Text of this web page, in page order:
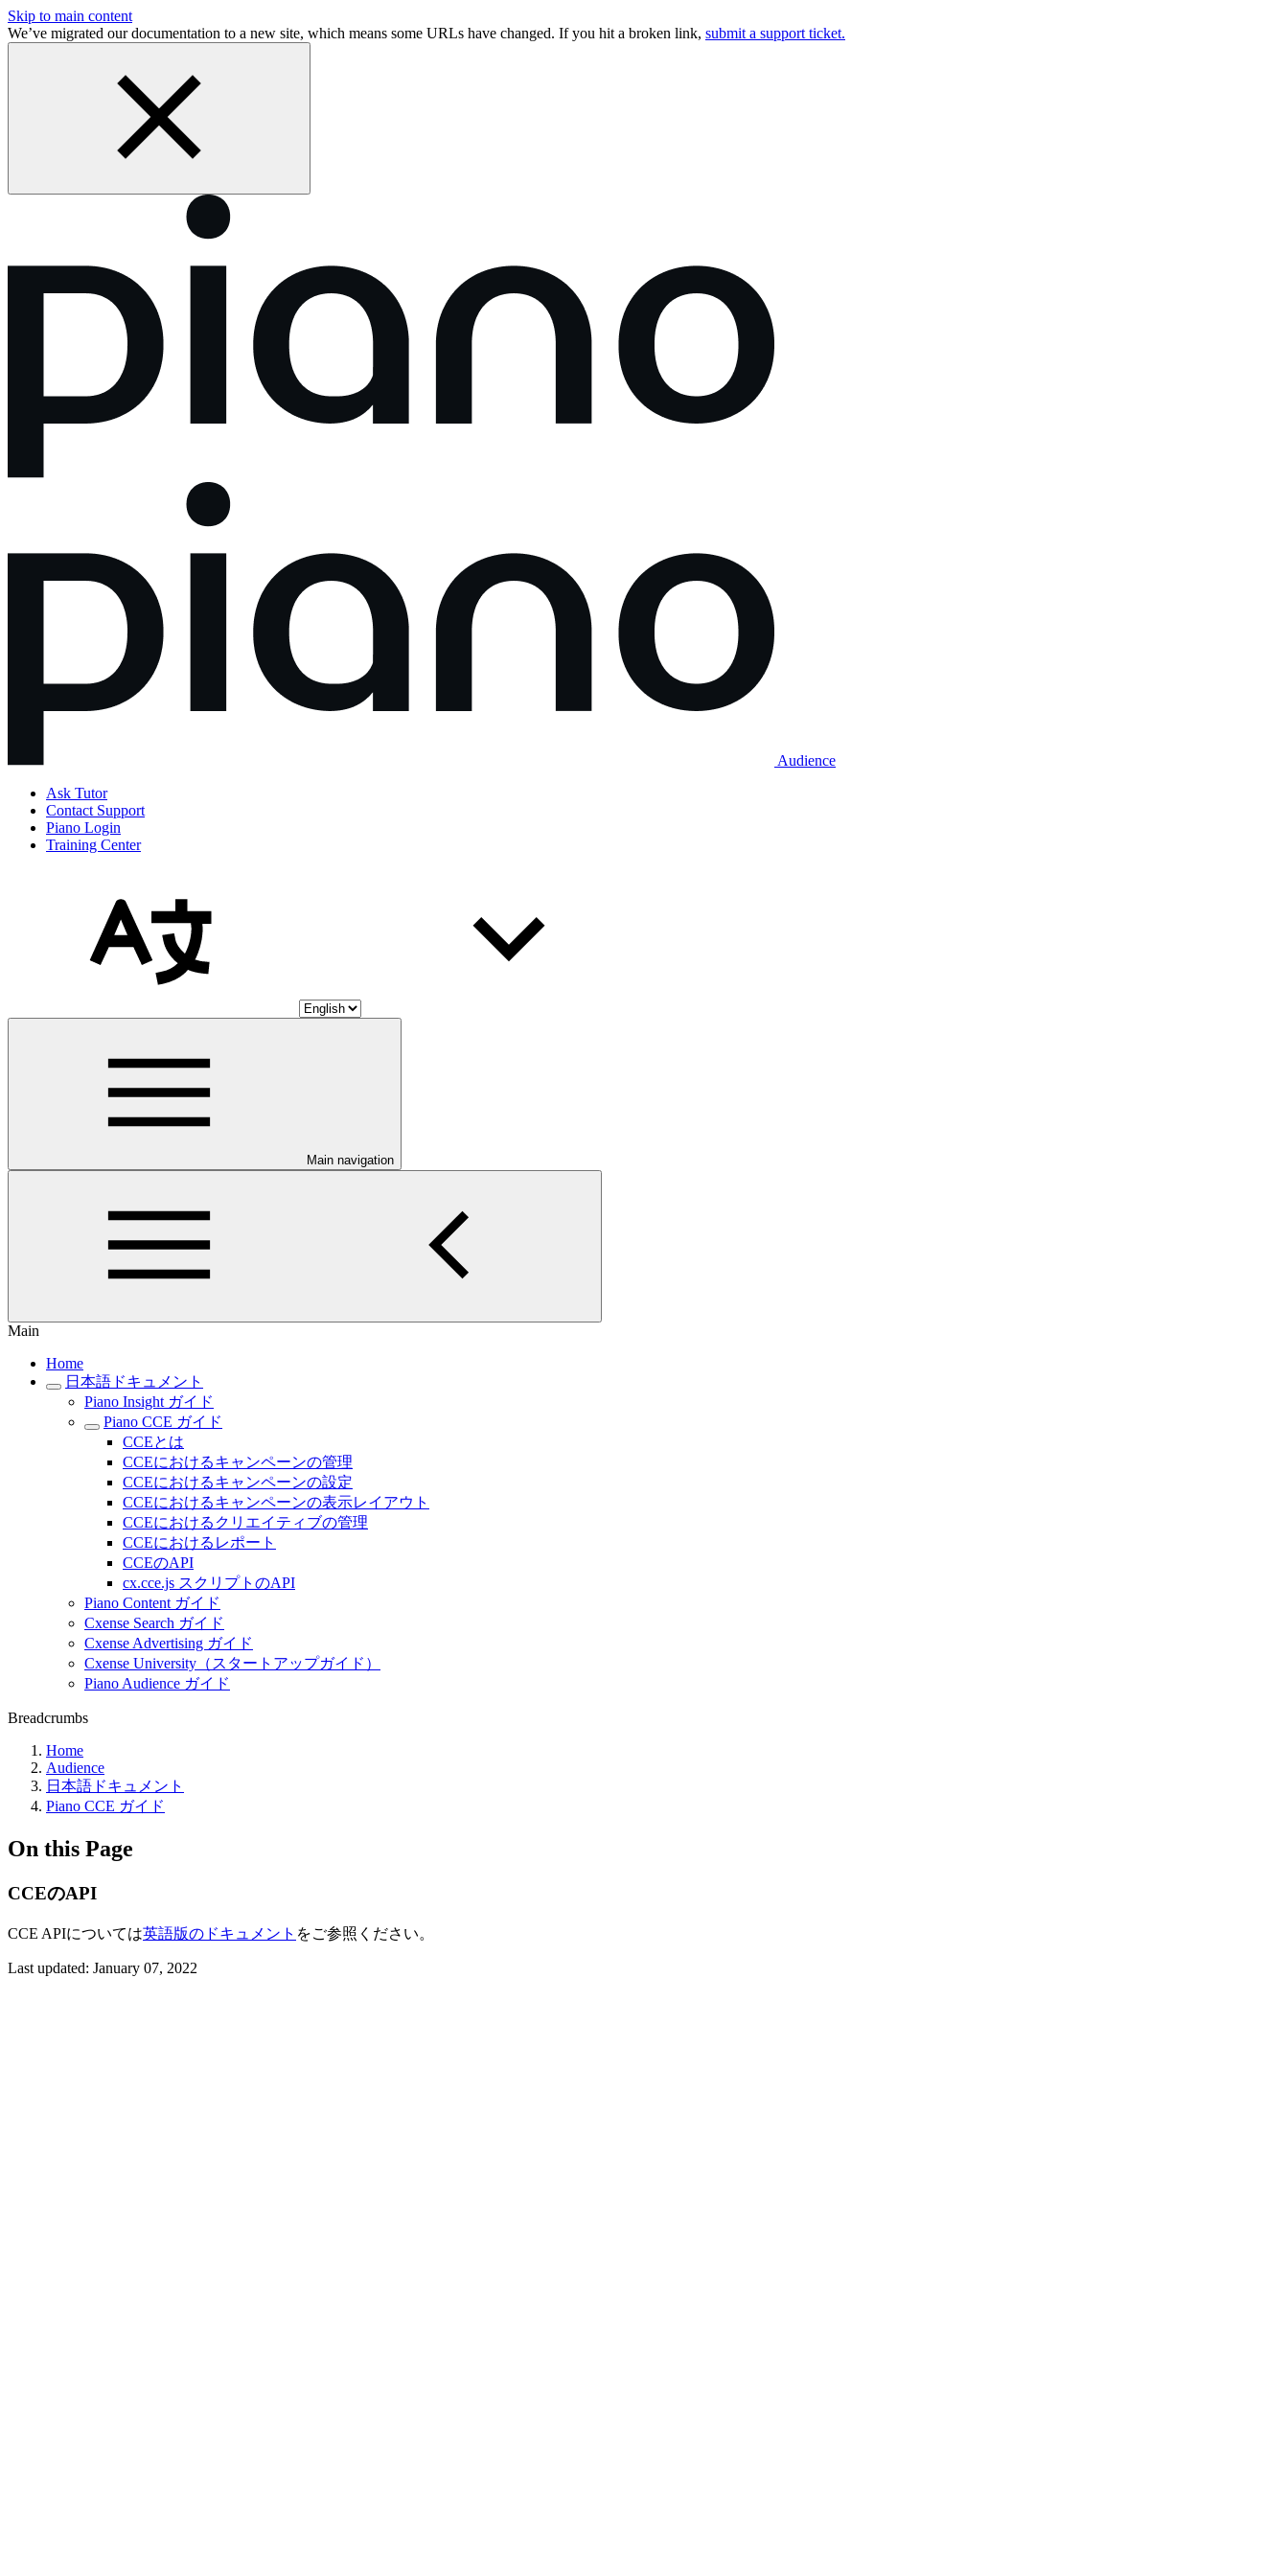
Skip to main content
We’ve migrated our documentation to a new site, which means some URLs have changed. If you hit a broken link, submit a support ticket.
Audience
Ask Tutor
Contact Support
Piano Login
Training Center
Main navigation
Main
Home
日本語ドキュメント
Piano Insight ガイド
Piano CCE ガイド
CCEとは
CCEにおけるキャンペーンの管理
CCEにおけるキャンペーンの設定
CCEにおけるキャンペーンの表示レイアウト
CCEにおけるクリエイティブの管理
CCEにおけるレポート
CCEのAPI
cx.cce.js スクリプトのAPI
Piano Content ガイド
Cxense Search ガイド
Cxense Advertising ガイド
Cxense University（スタートアップガイド）
Piano Audience ガイド
Breadcrumbs
Home
Audience
日本語ドキュメント
Piano CCE ガイド
On this Page
CCEのAPI
CCE APIについては英語版のドキュメント をご参照ください。
Last updated: January 07, 2022